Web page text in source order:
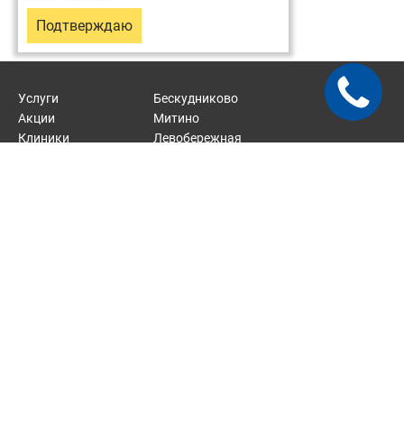
Услуги
Акции
Клиники
Бескудниково
Митино
Левобережная
Подтверждаю